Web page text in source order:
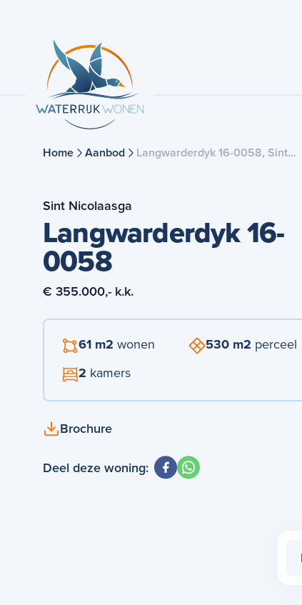
Home Aanbod Langwarderdyk 16-0058, Sint
Nicolaasga
Sint Nicolaasga
Langwarderdyk 16-
0058
€ 355.000,- k.k.
61 m2 wonen 530 m2 perceel
2 kamers
Brochure
Deel deze woning: